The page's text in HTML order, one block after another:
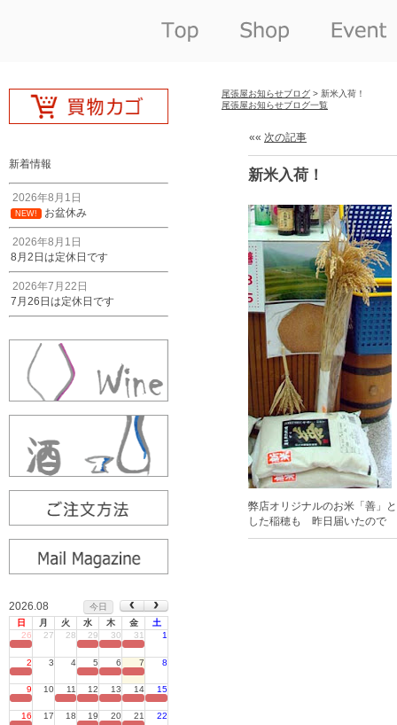
新着情報
2026年8月1日
NEW! お盆休み
2026年8月1日
8月2日は定休日です
2026年7月22日
7月26日は定休日です
2026.08
今日
日
月 火 水 木 金
土
26
27 28 29 30 31 1
2 3 4 5 6 7 8
9 10 11 12 13 14 15
16 17 18 19 20 21 22
尾張屋お知らせブログ > 新米入荷！
尾張屋お知らせブログ一覧
«« 次の記事
新米入荷！
弊店オリジナルのお米「善」
した稲穂も 昨日届いたので